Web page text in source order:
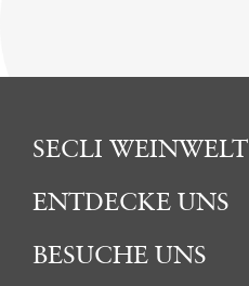
SECLI WEINWELT
ENTDECKE UNS
BESUCHE UNS